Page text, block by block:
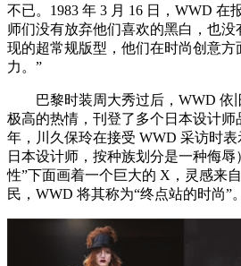
不已。1983 年 3 月 16 日，WWD 在
师们没有放弃他们喜欢的黑白，也没
现的超常规版型，他们在时尚创意方
力。”
巴黎时装周大秀过后，WWD 依
极高的热情，刊登了多个日本设计师
年，川久保玲在接受 WWD 采访时
日本设计师，按种族划分是一种侮
性”下面画着一个巨大的 X，灵感来
民，WWD 将其称为“终点站的时尚”。